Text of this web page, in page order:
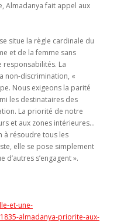
Almadanya fait appel aux
situe la règle cardinale du
et de la femme sans
responsabilités. La
non-discrimination, «
Nous exigeons la parité
les destinataires des
La priorité de notre
et aux zones intérieures…
à résoudre tous les
elle se pose simplement
d’autres s’engagent ».
et-une-
almadanya-priorite-aux-